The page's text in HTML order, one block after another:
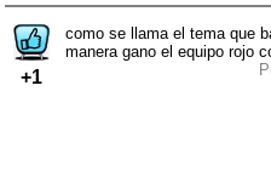
+1
como se llama el tema que
manera gano el equipo rojo